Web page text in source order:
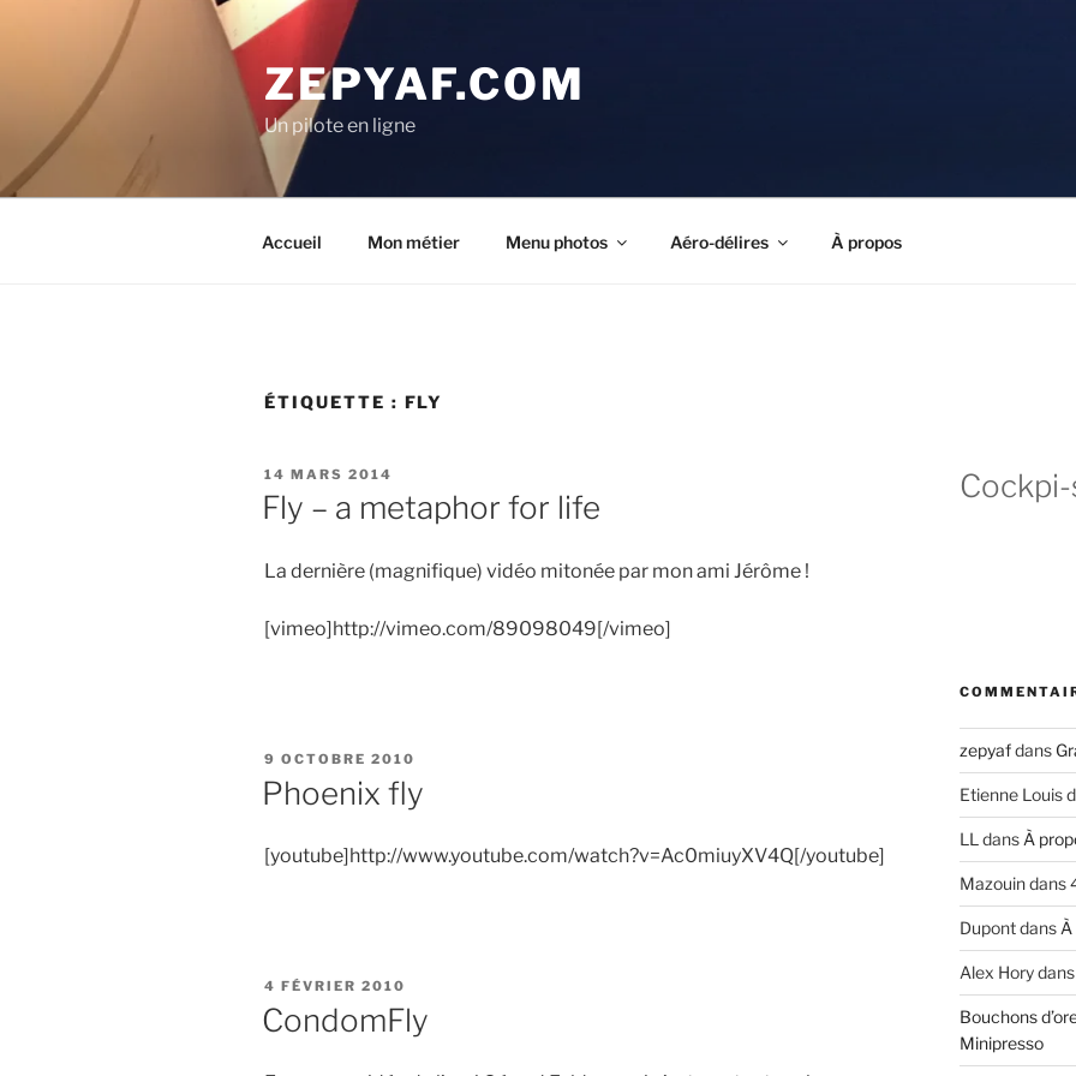
ZEPYAF.COM
Un pilote en ligne
Accueil Mon métier Menu photos Aéro-délires À propos
ÉTIQUETTE : FLY
PUBLIÉ
LE
14 MARS 2014
Fly – a metaphor for life
La dernière (magnifique) vidéo mitonée par mon ami Jérôme !
[vimeo]http://vimeo.com/89098049[/vimeo]
PUBLIÉ
9 OCTOBRE 2010
Phoenix fly
[youtube]http://www.youtube.com/watch?v=Ac0miuyXV4Q[/youtube]
PUBLIÉ
LE
4 FÉVRIER 2010
CondomFly
zepyafdans
Etienne Louis
LL dans À
Mazouindans
Dupontdans À
Alex Hory
Bouchons
Minipresso